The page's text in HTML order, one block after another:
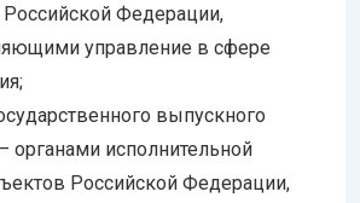
Российской Федерации,
управление в сфере
выпускного
органами исполнительной
Российской Федерации,